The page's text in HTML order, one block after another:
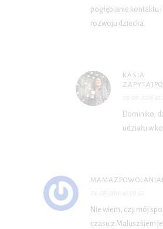
pogłębianie kontaktu
rozwoju dziecka.
KASIA
Dominiko,
udziału w
Nie wiem, czy mój
czasu z Maluszkiem